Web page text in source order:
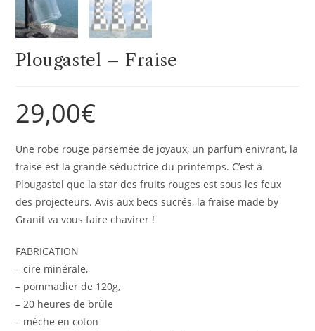
Plougastel – Fraise
29,00€
Une robe rouge parsemée de joyaux, un parfum enivrant, la
fraise est la grande séductrice du printemps. C’est à
Plougastel que la star des fruits rouges est sous les feux
des projecteurs. Avis aux becs sucrés, la fraise made by
Granit va vous faire chavirer !
FABRICATION
– cire minérale,
– pommadier de 120g,
– 20 heures de brûle
– mèche en coton